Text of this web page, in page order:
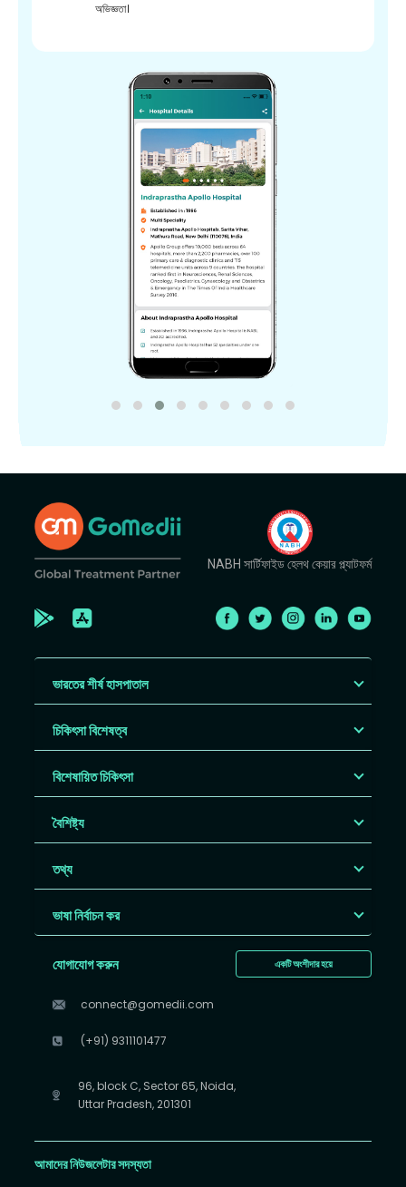
অভিজ্ঞতা।
NABH সার্টিফাইড হেলথ কেয়ার প্ল্যাটফর্ম
ভারতের শীর্ষ হাসপাতাল
চিকিৎসা বিশেষত্ব
বিশেষায়িত চিকিৎসা
বৈশিষ্ট্য
তথ্য
ভাষা নির্বাচন কর
একটি অংশীদার হয়ে
যোগাযোগ করুন
connect@gomedii.com
(+91) 9311101477
96, block C, Sector 65, Noida,
Uttar Pradesh, 201301
আমাদের নিউজলেটার সদস্যতা